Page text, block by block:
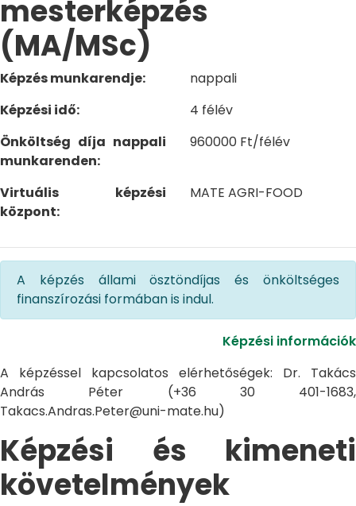
mesterképzés
(MA/MSc)
Képzés munkarendje:
nappali
Képzési idő:
4 félév
Önköltség díja nappali
munkarenden:
960000 Ft/félév
Virtuális képzési
központ:
MATE AGRI-FOOD
A képzés állami ösztöndíjas és önköltséges
finanszírozási formában is indul.
Képzési információk
A képzéssel kapcsolatos elérhetőségek: Dr. Takács
András Péter (+36 30 401-1683,
Takacs.Andras.Peter@uni-mate.hu)
Képzési és kimeneti
követelmények